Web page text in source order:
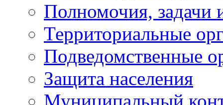
Полномочия, задачи
Территориальные
Подведомственные
Защита населения